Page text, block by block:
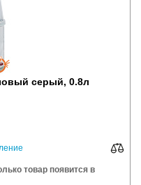
серый, 0.8л
товар появится в